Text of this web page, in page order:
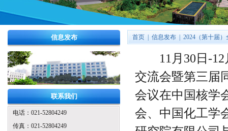
信息发布
联系我们
电话：021-52804249
传真：021-52804249
首页 信息发布 2024（第十届
11月30日-12
交流会暨第三届
会议在中国核学
会、中国化工学